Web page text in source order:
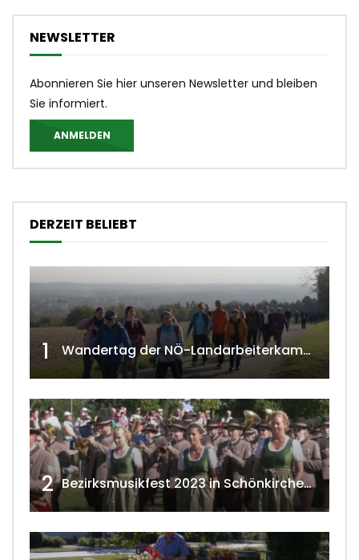
NEWSLETTER
Abonnieren Sie hier unseren Newsletter und bleiben
Sie informiert.
ANMELDEN
DERZEIT BELIEBT
1 Wandertag der NÖ-Landarbeiterkammer in Hollabrunn 2024
2 Bezirksmusikfest 2023 in Schönkirchen-Reyersdorf